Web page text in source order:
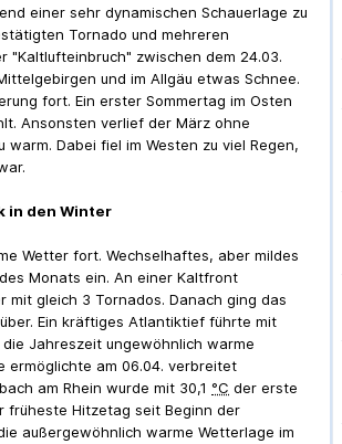
einer sehr dynamischen Schauerlage zu
Tornado und mehreren
"Kaltlufteinbruch" zwischen dem 24.03.
und im Allgäu etwas Schnee.
fort. Ein erster Sommertag im Osten
Ansonsten verlief der März ohne
Dabei fiel im Westen zu viel Regen,
in den Winter
Wetter fort. Wechselhaftes, aber mildes
Monats ein. An einer Kaltfront
gleich 3 Tornados. Danach ging das
Ein kräftiges Atlantiktief führte mit
Jahreszeit ungewöhnlich warme
ermöglichte am 06.04. verbreitet
am Rhein wurde mit 30,1 °C der erste
früheste Hitzetag seit Beginn der
außergewöhnlich warme Wetterlage im